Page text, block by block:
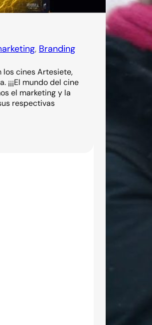
, Branding
los cines Artesiete,
mundo del cine
el marketing y la
respectivas